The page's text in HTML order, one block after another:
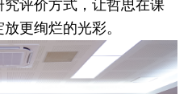
评价方式，让哲思在课
更绚烂的光彩。